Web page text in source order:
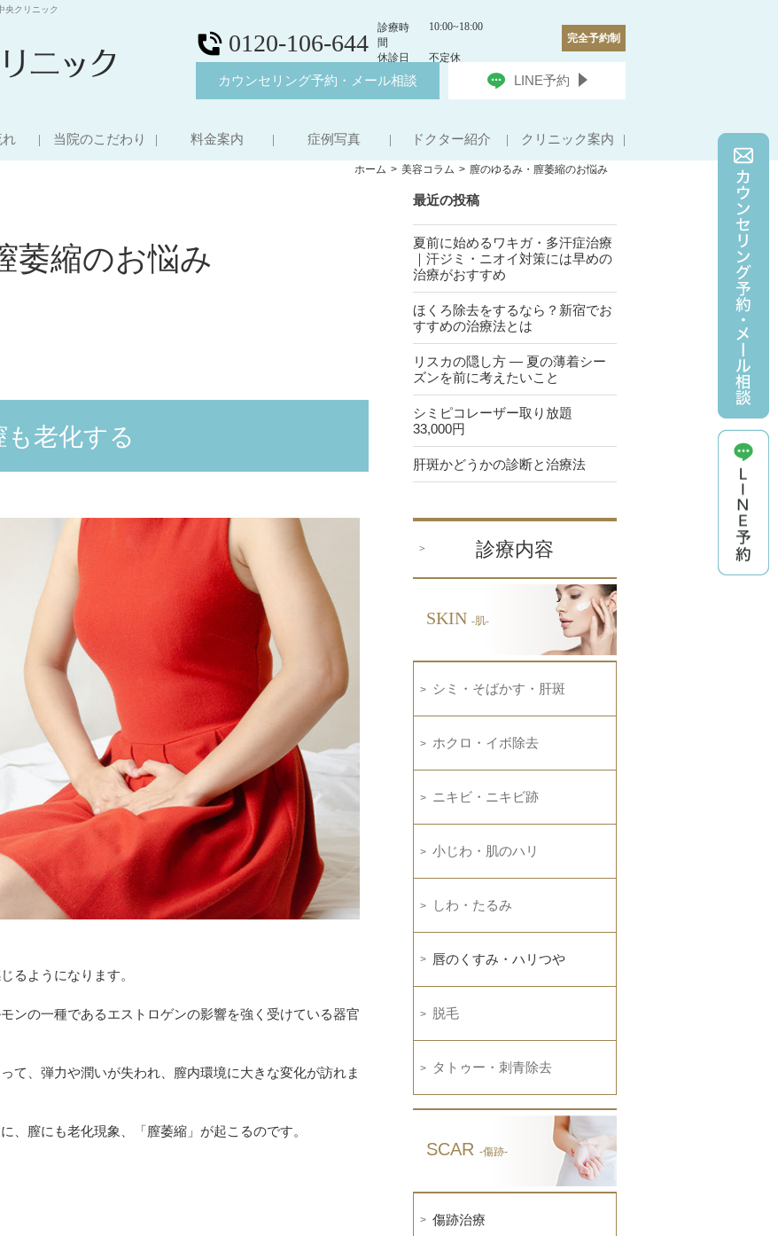
クリニック
0120-106-644
診療時
間
10:00~18:00
休診日 不定休
カウンセリング予約・メール相談 LINE予約
完全予約制
れ 当院のこだわり 料金案内 症例写真 ドクター紹介 クリニック案内
ホーム 美容コラム 膣のゆるみ・膣萎縮のお悩み
萎縮のお悩み
も老化する
るようになります。
ンの一種であるエストロゲンの影響を強く受けている器官
て、弾力や潤いが失われ、膣内環境に大きな変化が訪れま
、膣にも老化現象、「膣萎縮」が起こるのです。
最近の投稿
夏前に始めるワキガ・多汗症治療
｜汗ジミ・ニオイ対策には早めの
治療がおすすめ
ほくろ除去をするなら？新宿でお
すすめの治療法とは
リスカの隠し方 ― 夏の薄着シー
ズンを前に考えたいこと
シミピコレーザー取り放題
33,000円
肝斑かどうかの診断と治療法
診療内容
SKIN -肌-
シミ・そばかす・肝斑
ホクロ・イボ除去
ニキビ・ニキビ跡
小じわ・肌のハリ
しわ・たるみ
唇のくすみ・ハリつや
脱毛
タトゥー・刺青除去
SCAR -傷跡-
傷跡治療